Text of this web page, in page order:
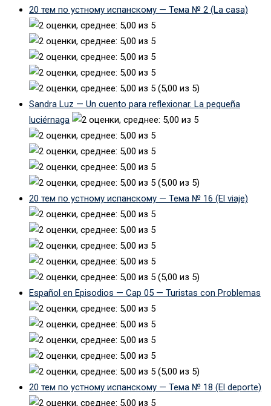
20 тем по устному испанскому — Тема № 2 (La casa)
(5,00 из 5)
Sandra Luz — Un cuento para reflexionar. La pequeña
luciérnaga
(5,00 из 5)
20 тем по устному испанскому — Тема № 16 (El viaje)
(5,00 из 5)
Español en Episodios — Cap 05 — Turistas con Problemas
(5,00 из 5)
20 тем по устному испанскому — Тема № 18 (El deporte)